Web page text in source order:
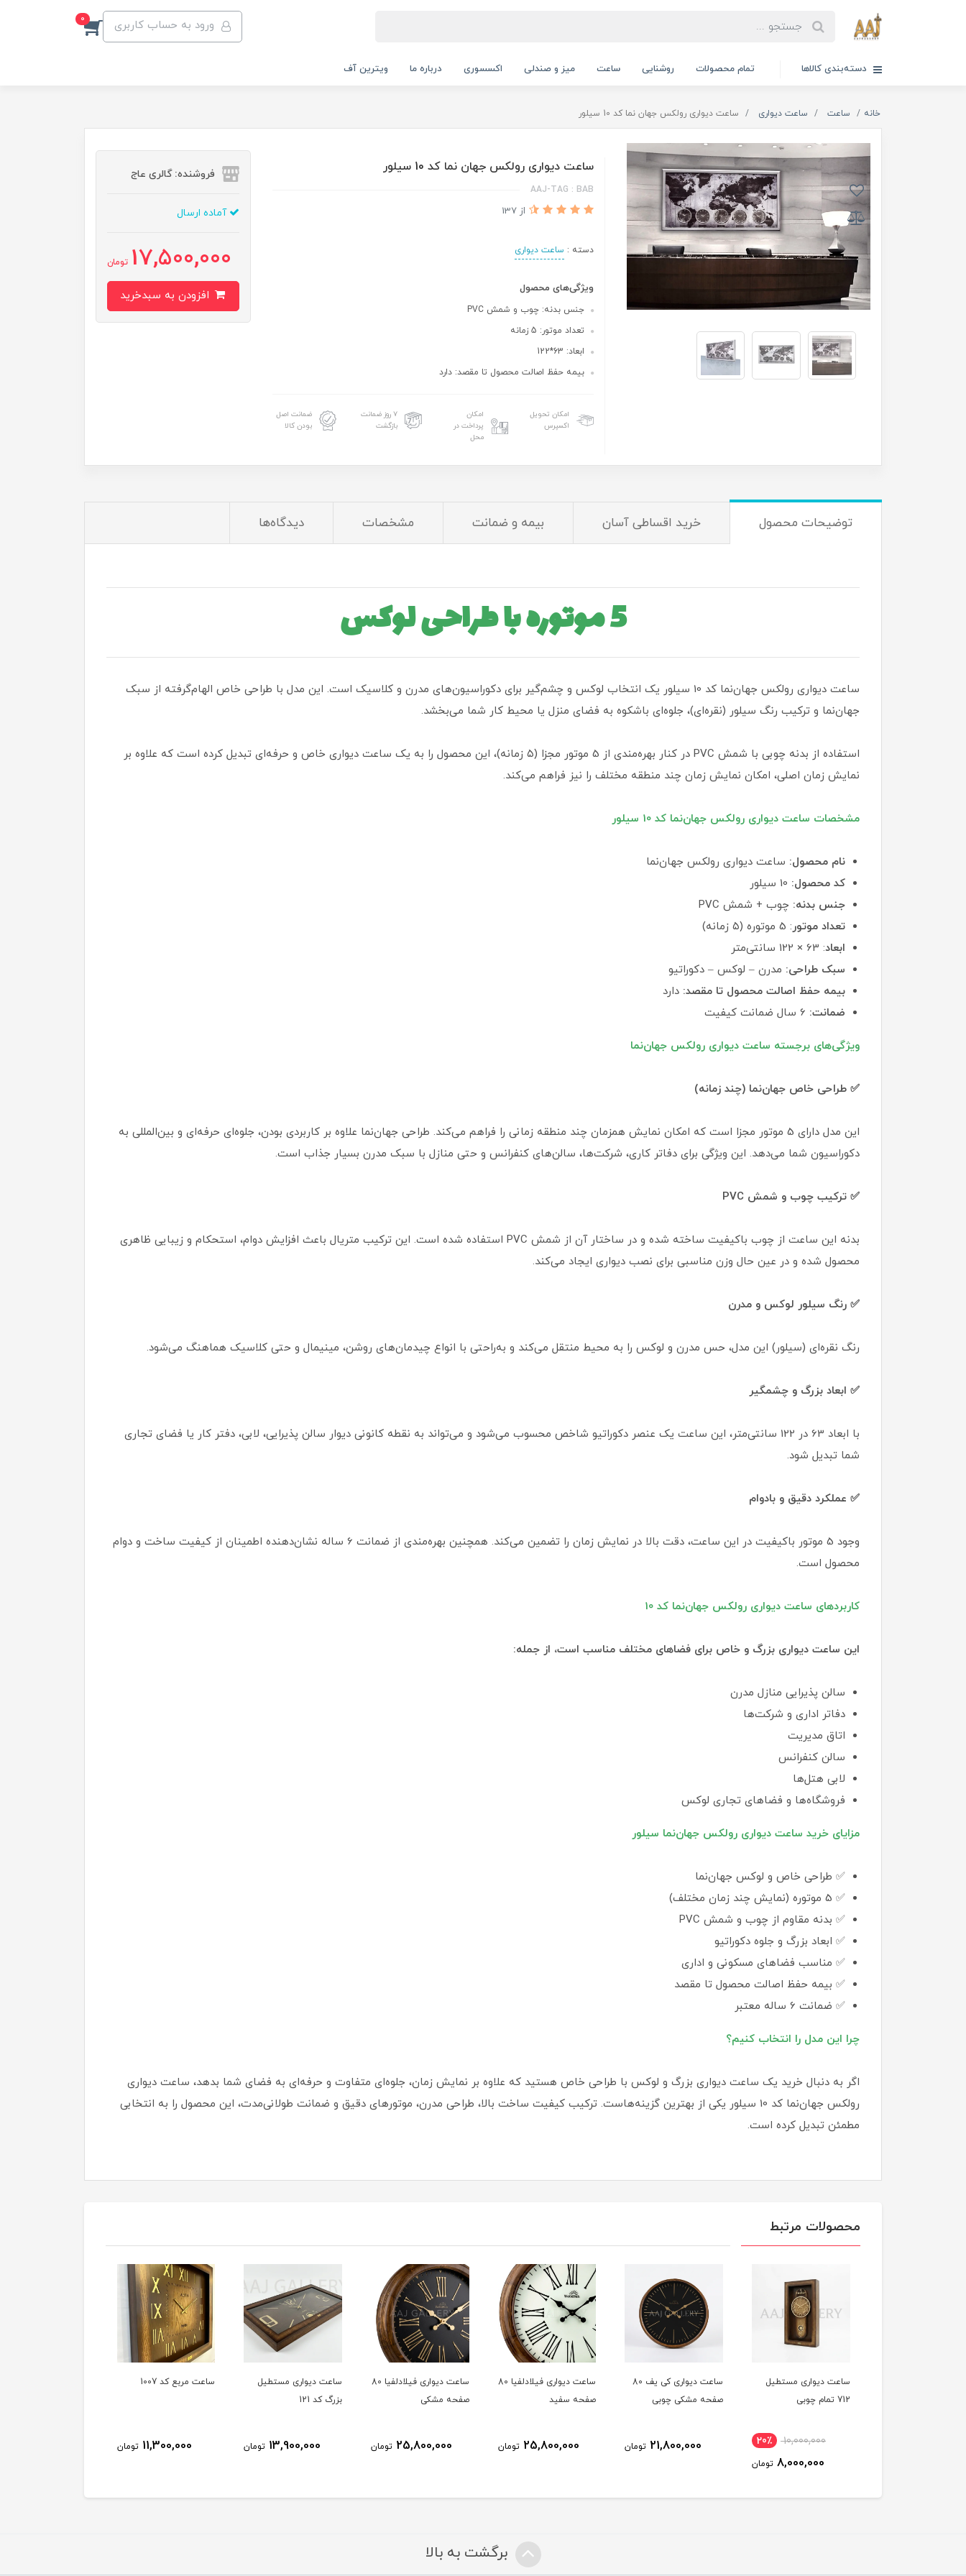
ورود به حساب کاربری 0
دسته‌بندی کالاها تمام محصولات روشنایی ساعت میز و صندلی اکسسوری درباره ما ویترین آف
خانه ساعت ساعت دیواری ساعت دیواری رولکس جهان نما کد 10 سیلور
ساعت دیواری رولکس جهان نما کد 10 سیلور
AAJ-TAG : BAB
از 137
دسته : ساعت دیواری
ویژگی‌های محصول
جنس بدنه: چوب و شمش PVC
تعداد موتور: 5 زمانه
ابعاد: 63*122
بیمه حفظ اصالت محصول تا مقصد: دارد
امکان تحویل
اکسپرس
امکان
پرداخت در
محل
۷ روز ضمانت
بازگشت
ضمانت اصل
بودن کالا
فروشنده: گالری عاج
آماده ارسال
17,500,000 تومان
توضیحات محصول خرید اقساطی آسان بیمه و ضمانت مشخصات دیدگاه‌ها
5 موتوره با طراحی لوکس
ساعت دیواری رولکس جهان‌نما کد 10 سیلور یک انتخاب لوکس و چشم‌گیر برای دکوراسیون‌های مدرن و کلاسیک است. این مدل با طراحی خاص الهام‌گرفته از سبک
جهان‌نما و ترکیب رنگ سیلور (نقره‌ای)، جلوه‌ای باشکوه به فضای منزل یا محیط کار شما می‌بخشد.
استفاده از بدنه چوبی با شمش PVC در کنار بهره‌مندی از 5 موتور مجزا (۵ زمانه)، این محصول را به یک ساعت دیواری خاص و حرفه‌ای تبدیل کرده است که علاوه بر
نمایش زمان اصلی، امکان نمایش زمان چند منطقه مختلف را نیز فراهم می‌کند.
مشخصات ساعت دیواری رولکس جهان‌نما کد 10 سیلور
نام محصول: ساعت دیواری رولکس جهان‌نما
کد محصول: 10 سیلور
جنس بدنه: چوب + شمش PVC
تعداد موتور: 5 موتوره (۵ زمانه)
ابعاد: 63 × 122 سانتی‌متر
سبک طراحی: مدرن – لوکس – دکوراتیو
بیمه حفظ اصالت محصول تا مقصد: دارد
ضمانت:
ویژگی‌های برجسته ساعت دیواری رولکس جهان‌نما
✅ طراحی خاص جهان‌نما (چند زمانه)
این مدل دارای 5 موتور مجزا است که امکان نمایش همزمان چند منطقه زمانی را فراهم می‌کند. طراحی جهان‌نما علاوه بر کاربردی بودن، جلوه‌ای حرفه‌ای و بین‌المللی به
دکوراسیون شما می‌دهد. این ویژگی برای دفاتر کاری، شرکت‌ها، سالن‌های کنفرانس و حتی منازل با سبک مدرن بسیار جذاب است.
✅ ترکیب چوب و شمش PVC
بدنه این ساعت از چوب باکیفیت ساخته شده و در ساختار آن از شمش PVC استفاده شده است. این ترکیب متریال باعث افزایش دوام، استحکام و زیبایی ظاهری
محصول شده و در عین حال وزن مناسبی برای نصب دیواری ایجاد می‌کند.
✅ رنگ سیلور لوکس و مدرن
رنگ نقره‌ای (سیلور) این مدل، حس مدرن و لوکس را به محیط منتقل می‌کند و به‌راحتی با انواع چیدمان‌های روشن، مینیمال و حتی کلاسیک هماهنگ می‌شود.
✅ ابعاد بزرگ و چشمگیر
با ابعاد 63 در 122 سانتی‌متر، این ساعت یک عنصر دکوراتیو شاخص محسوب می‌شود و می‌تواند به نقطه کانونی دیوار سالن پذیرایی، لابی، دفتر کار یا فضای تجاری
شما تبدیل شود.
✅ عملکرد دقیق و بادوام
وجود 5 موتور باکیفیت در این ساعت، دقت بالا در نمایش زمان را تضمین می‌کند. همچنین بهره‌مندی از ضمانت 6 ساله نشان‌دهنده اطمینان از کیفیت ساخت و دوام
محصول است.
کاربردهای ساعت دیواری رولکس جهان‌نما کد 10
این ساعت دیواری بزرگ و خاص برای فضاهای مختلف مناسب است، از جمله:
سالن پذیرایی منازل مدرن
دفاتر اداری و شرکت‌ها
اتاق مدیریت
سالن کنفرانس
لابی هتل‌ها
فروشگاه‌ها و فضاهای تجاری لوکس
مزایای خرید ساعت دیواری رولکس جهان‌نما سیلور
✅ طراحی خاص و لوکس جهان‌نما
✅ 5 موتوره (نمایش چند زمان مختلف)
✅ بدنه مقاوم از چوب و شمش PVC
✅ ابعاد بزرگ و جلوه دکوراتیو
✅ مناسب فضاهای مسکونی و اداری
✅ بیمه حفظ اصالت محصول تا مقصد
✅ ضمانت 6 ساله معتبر
چرا این مدل را انتخاب کنیم؟
اگر به دنبال خرید یک ساعت دیواری بزرگ و لوکس با طراحی خاص هستید که علاوه بر نمایش زمان، جلوه‌ای متفاوت و حرفه‌ای به فضای شما بدهد، ساعت دیواری
رولکس جهان‌نما کد 10 سیلور یکی از بهترین گزینه‌هاست. ترکیب کیفیت ساخت بالا، طراحی مدرن، موتورهای دقیق و ضمانت طولانی‌مدت، این محصول را به انتخابی
مطمئن تبدیل کرده است.
محصولات مرتبط
ساعت دیواری مستطیل
712 تمام چوبی
10,000,000 20٪
8,000,000 تومان
ساعت دیواری کی یف 80
صفحه مشکی چوبی
21,800,000 تومان
ساعت دیواری فیلادلفیا 80
صفحه سفید
25,800,000 تومان
ساعت دیواری فیلادلفیا 80
صفحه مشکی
25,800,000 تومان
ساعت دیواری مستطیل
بزرگ کد 121
13,900,000 تومان
ساعت مربع کد 1007
11,300,000 تومان
برگشت به بالا